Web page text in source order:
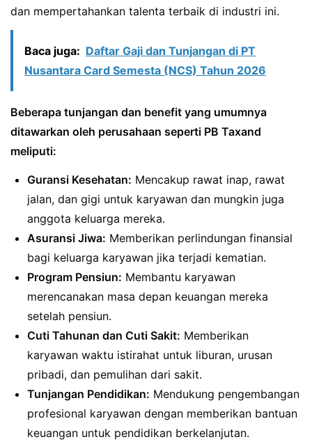
dan mempertahankan talenta terbaik di industri ini.
Baca juga: Daftar Gaji dan Tunjangan di PT
Nusantara Card Semesta (NCS) Tahun 2026
Beberapa tunjangan dan benefit yang umumnya
ditawarkan oleh perusahaan seperti PB Taxand
meliputi:
Guransi Kesehatan: Mencakup rawat inap, rawat
jalan, dan gigi untuk karyawan dan mungkin juga
anggota keluarga mereka.
Asuransi Jiwa: Memberikan perlindungan finansial
bagi keluarga karyawan jika terjadi kematian.
Program Pensiun: Membantu karyawan
merencanakan masa depan keuangan mereka
setelah pensiun.
Cuti Tahunan dan Cuti Sakit: Memberikan
karyawan waktu istirahat untuk liburan, urusan
pribadi, dan pemulihan dari sakit.
Tunjangan Pendidikan: Mendukung pengembangan
profesional karyawan dengan memberikan bantuan
keuangan untuk pendidikan berkelanjutan.